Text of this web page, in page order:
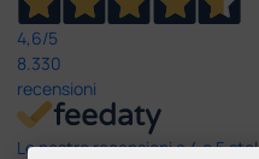
4,6/5
8.330
recensioni
Le nostre recensioni a 4 e 5